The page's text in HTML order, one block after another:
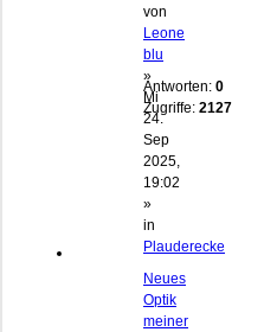
von
Leone
blu
»
Mi
24.
Sep
2025,
19:02
»
in
Plauderecke
Antworten: 0
Zugriffe: 2127
Neues
Optik
meiner